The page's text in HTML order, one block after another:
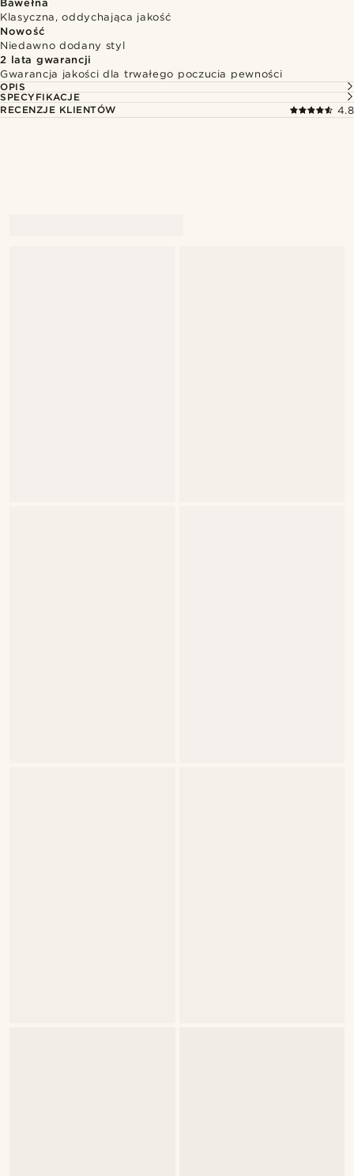
Bawełna
Klasyczna, oddychająca jakość
Nowość
Niedawno dodany styl
2 lata gwarancji
Gwarancja jakości dla trwałego poczucia pewności
OPIS
SPECYFIKACJE
RECENZJE KLIENTÓW
4.8